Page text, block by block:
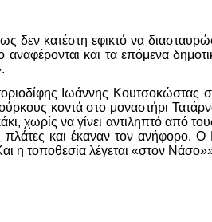
δεν κατέστη εφικτό να
και τα επόμενα
Ιωάννης
κοντά στο μοναστήρι
να γίνει αντιληπτό από
πλάτες και έκαναν τον
η τοποθεσία λέγεται «στον